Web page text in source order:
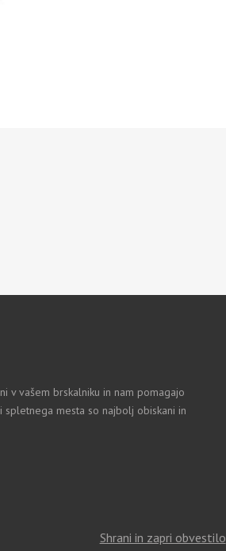
v vašem brskalniku in nam pomagajo
mesta so najbolj obiskani in
Shrani in zapri obvestilo